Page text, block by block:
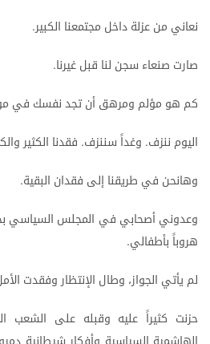
نعاني منعزلةداخل مجتمعنا الكبير.
صارت صنعاء سجن لنا قبلغيرنا.
كم هو مؤلم ومرهقأنتجدنفسك في
اليوم ننزف. وغداًسننزف. فقدنا الكثير
وهانحن في طريقنا إلى فقدان البقية.
وعدونيأصحابي في المجلس السياسي
هروباًبأطفالي.
لم يأتي الجواز، وطال الإنتظاروفقدت
حزنت كثيراً عليه وقبله على الشعب